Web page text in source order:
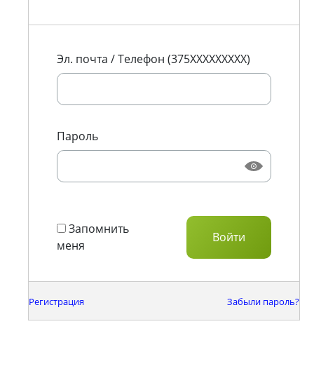
Эл. почта / Телефон (375XXXXXXXXX)
Пароль
Запомнить
меня
Регистрация Забыли пароль?